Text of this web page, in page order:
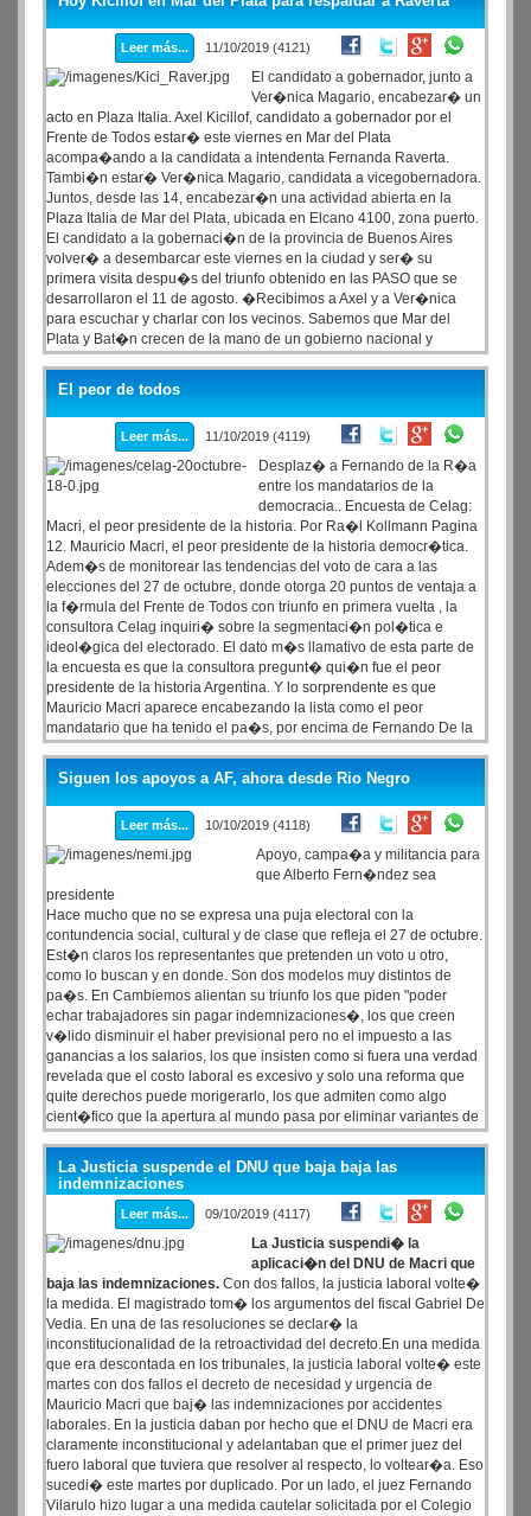
Leer más... 11/10/2019 (4121)
El candidato a gobernador, junto a
Ver�nica Magario, encabezar� un
acto en Plaza Italia. Axel Kicillof, candidato a gobernador por el
Frente de Todos estar� este viernes en Mar del Plata
acompa�ando a la candidata a intendenta Fernanda Raverta.
Tambi�n estar� Ver�nica Magario, candidata a vicegobernadora.
Juntos, desde las 14, encabezar�n una actividad abierta en la
Plaza Italia de Mar del Plata, ubicada en Elcano 4100, zona puerto.
El candidato a la gobernaci�n de la provincia de Buenos Aires
volver� a desembarcar este viernes en la ciudad y ser� su
primera visita despu�s del triunfo obtenido en las PASO que se
desarrollaron el 11 de agosto. �Recibimos a Axel y a Ver�nica
para escuchar y charlar con los vecinos. Sabemos que Mar del
Plata y Bat�n crecen de la mano de un gobierno nacional y
provincial que est� en sinton�a con la gesti�n local, por eso es
muy importante que puedan estar ac�, dijo Fernanda Raverta.
El peor de todos
Leer más... 11/10/2019 (4119)
Desplaz� a Fernando de la R�a
entre los mandatarios de la
democracia.. Encuesta de Celag:
Macri, el peor presidente de la historia. Por Ra�l Kollmann Pagina
12. Mauricio Macri, el peor presidente de la historia democr�tica.
Adem�s de monitorear las tendencias del voto de cara a las
elecciones del 27 de octubre, donde otorga 20 puntos de ventaja a
la f�rmula del Frente de Todos con triunfo en primera vuelta , la
consultora Celag inquiri� sobre la segmentaci�n pol�tica e
ideol�gica del electorado. El dato m�s llamativo de esta parte de
la encuesta es que la consultora pregunt� qui�n fue el peor
presidente de la historia Argentina. Y lo sorprendente es que
Mauricio Macri aparece encabezando la lista como el peor
mandatario que ha tenido el pa�s, por encima de Fernando De la
R�a.
Siguen los apoyos a AF, ahora desde Rio Negro
Leer más... 10/10/2019 (4118)
Apoyo, campa�a y militancia para
que Alberto Fern�ndez sea
presidente
Hace mucho que no se expresa una puja electoral con la
contundencia social, cultural y de clase que refleja el 27 de octubre.
Est�n claros los representantes que pretenden un voto u otro,
como lo buscan y en donde. Son dos modelos muy distintos de
pa�s. En Cambiemos alientan su triunfo los que piden "poder
echar trabajadores sin pagar indemnizaciones�, los que creen
v�lido disminuir el haber previsional pero no el impuesto a las
ganancias a los salarios, los que insisten como si fuera una verdad
revelada que el costo laboral es excesivo y solo una reforma que
quite derechos puede morigerarlo, los que admiten como algo
cient�fico que la apertura al mundo pasa por eliminar variantes de
producci�n nacional y en ese camino destruyen empleos y Pymes.
La Justicia suspende el DNU que baja baja las
indemnizaciones
Leer más... 09/10/2019 (4117)
La Justicia suspendi� la
aplicaci�n del DNU de Macri que
baja las indemnizaciones. Con dos fallos, la justicia laboral volte�
la medida. El magistrado tom� los argumentos del fiscal Gabriel De
Vedia. En una de las resoluciones se declar� la
inconstitucionalidad de la retroactividad del decreto.En una medida
que era descontada en los tribunales, la justicia laboral volte� este
martes con dos fallos el decreto de necesidad y urgencia de
Mauricio Macri que baj� las indemnizaciones por accidentes
laborales. En la justicia daban por hecho que el DNU de Macri era
claramente inconstitucional y adelantaban que el primer juez del
fuero laboral que tuviera que resolver al respecto, lo voltear�a. Eso
sucedi� este martes por duplicado. Por un lado, el juez Fernando
Vilarulo hizo lugar a una medida cautelar solicitada por el Colegio